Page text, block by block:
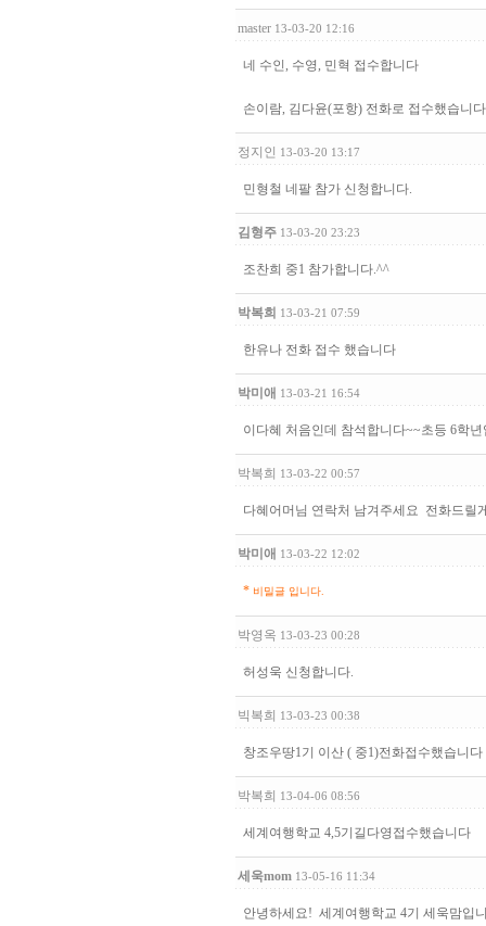
master 13-03-20 12:16
네 수인, 수영, 민혁 접수합니다
손이람, 김다윤(포항) 전화로 접수했습니다
정지인 13-03-20 13:17
민형철 네팔 참가 신청합니다.
김형주 13-03-20 23:23
조찬희 중1 참가합니다.^^
박복희 13-03-21 07:59
한유나 전화 접수 했습니다
박미애 13-03-21 16:54
이다혜 처음인데 참석합니다~~초등 6학
박복희 13-03-22 00:57
다혜어머님 연락처 남겨주세요 전화드릴
박미애 13-03-22 12:02
* 비밀글 입니다.
박영옥 13-03-23 00:28
허성욱 신청합니다.
빅복희 13-03-23 00:38
창조우땅1기 이산 ( 중1)전화접수했습니다
박복희 13-04-06 08:56
세계여행학교 4,5기길다영접수했습니다
세욱mom 13-05-16 11:34
안녕하세요! 세계여행학교 4기 세욱맘입